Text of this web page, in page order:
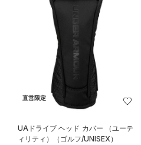
直営限定
UAドライブ ヘッド カバー （ユーテ
ィリティ）（ゴルフ/UNISEX）